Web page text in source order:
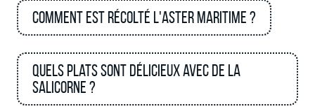
Comment est récolté l'aster maritime ?
Quels plats sont délicieux avec de la
salicorne ?